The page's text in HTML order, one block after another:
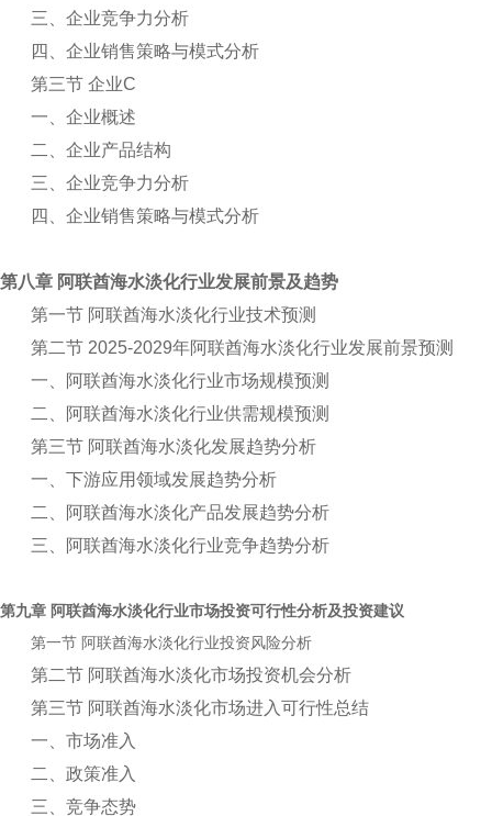
三、企业竞争力分析
四、企业销售策略与模式分析
第三节 企业C
一、企业概述
二、企业产品结构
三、企业竞争力分析
四、企业销售策略与模式分析
第八章 阿联酋海水淡化行业发展前景及趋势
第一节 阿联酋海水淡化行业技术预测
第二节 2025-2029年阿联酋海水淡化行业发展前景预测
一、阿联酋海水淡化行业市场规模预测
二、阿联酋海水淡化行业供需规模预测
第三节 阿联酋海水淡化发展趋势分析
一、下游应用领域发展趋势分析
二、阿联酋海水淡化产品发展趋势分析
三、阿联酋海水淡化行业竞争趋势分析
第九章 阿联酋海水淡化行业市场投资可行性分析及投资建议
第一节 阿联酋海水淡化行业投资风险分析
第二节 阿联酋海水淡化市场投资机会分析
第三节 阿联酋海水淡化市场进入可行性总结
一、市场准入
二、政策准入
三、竞争态势